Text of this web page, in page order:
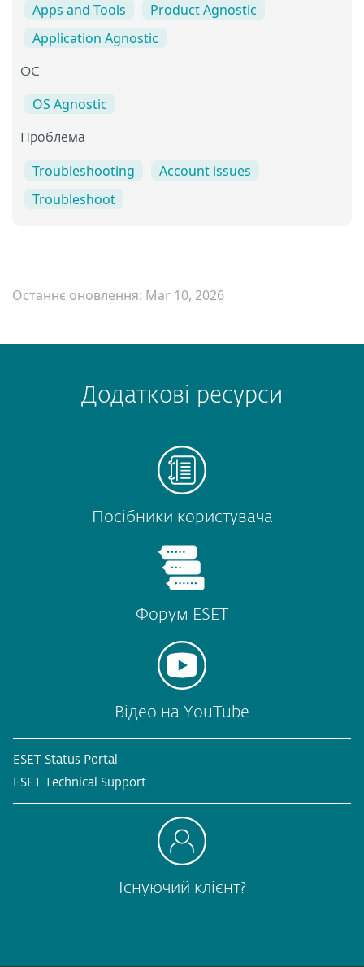
Apps and Tools
Product Agnostic
Application Agnostic
ОС
OS Agnostic
Проблема
Troubleshooting
Account issues
Troubleshoot
Останнє оновлення: Mar 10, 2026
Додаткові ресурси
Посібники користувача
Форум ESET
Відео на YouTube
ESET Status Portal
ESET Technical Support
Існуючий клієнт?